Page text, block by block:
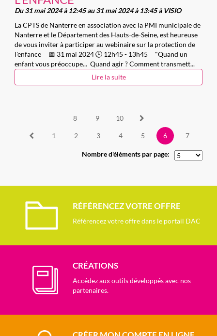
Du 31 mai 2024 à 12:45 au 31 mai 2024 à 13:45 à VISIO
La CPTS de Nanterre en association avec la PMI municipale de
Nanterre et le Département des Hauts-de-Seine, est heureuse
de vous inviter à participer au webinaire sur la protection de
l'enfance 📅 31 mai 2024 🕓 12h45 - 13h45 "Quand un
enfant vous préoccupe... Quand agir ? Comment transmett...
Lire la suite
Nombre d'éléments par page:
1 2 3 4 5 6 7
8 9 10
RÉFÉRENCEZ VOTRE OFFRE
Référencez votre offre dans le portail DAC
CRÉATIONS
Accédez aux outils développés avec nos
partenaires.